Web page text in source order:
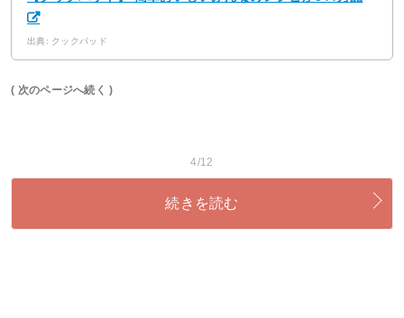
出典: クックパッド
( 次のページへ続く )
4/12
続きを読む